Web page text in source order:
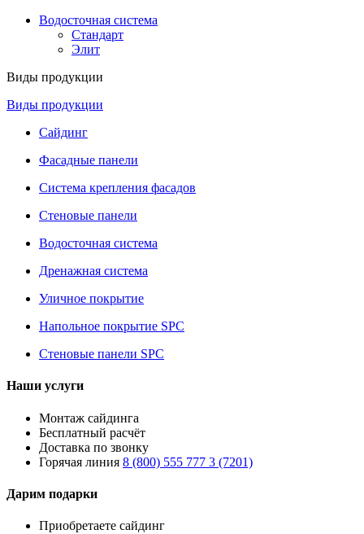
Водосточная система
Стандарт
Элит
Виды продукции
Виды продукции
Сайдинг
Фасадные панели
Система крепления фасадов
Стеновые панели
Водосточная система
Дренажная система
Уличное покрытие
Напольное покрытие SPC
Стеновые панели SPC
Наши услуги
Монтаж сайдинга
Бесплатный расчёт
Доставка по звонку
Горячая линия 8 (800) 555 777 3 (7201)
Дарим подарки
Приобретаете сайдинг